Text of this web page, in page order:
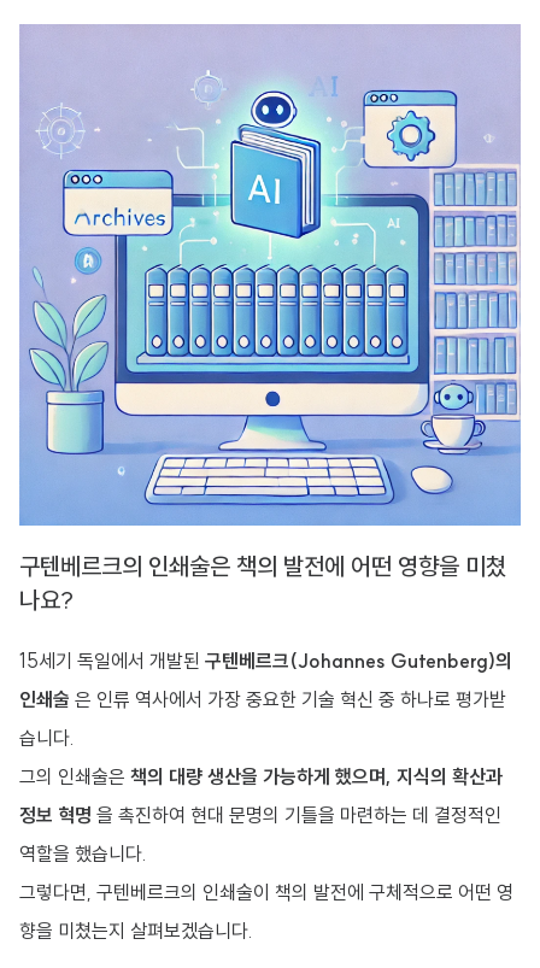
구텐베르크의 인쇄술은 책의 발전에 어떤 영향을 미쳤
나요?
15세기 독일에서 개발된 구텐베르크(Johannes Gutenberg)의
인쇄술 은 인류 역사에서 가장 중요한 기술 혁신 중 하나로 평가받
습니다.
그의 인쇄술은 책의 대량 생산을 가능하게 했으며, 지식의 확산과
정보 혁명 을 촉진하여 현대 문명의 기틀을 마련하는 데 결정적인
역할을 했습니다.
그렇다면, 구텐베르크의 인쇄술이 책의 발전에 구체적으로 어떤 영
향을 미쳤는지 살펴보겠습니다.